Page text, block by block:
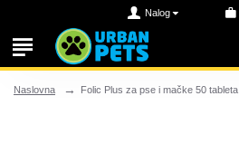
Nalog
Naslovna Folic Plus za pse i mačke 50 tableta